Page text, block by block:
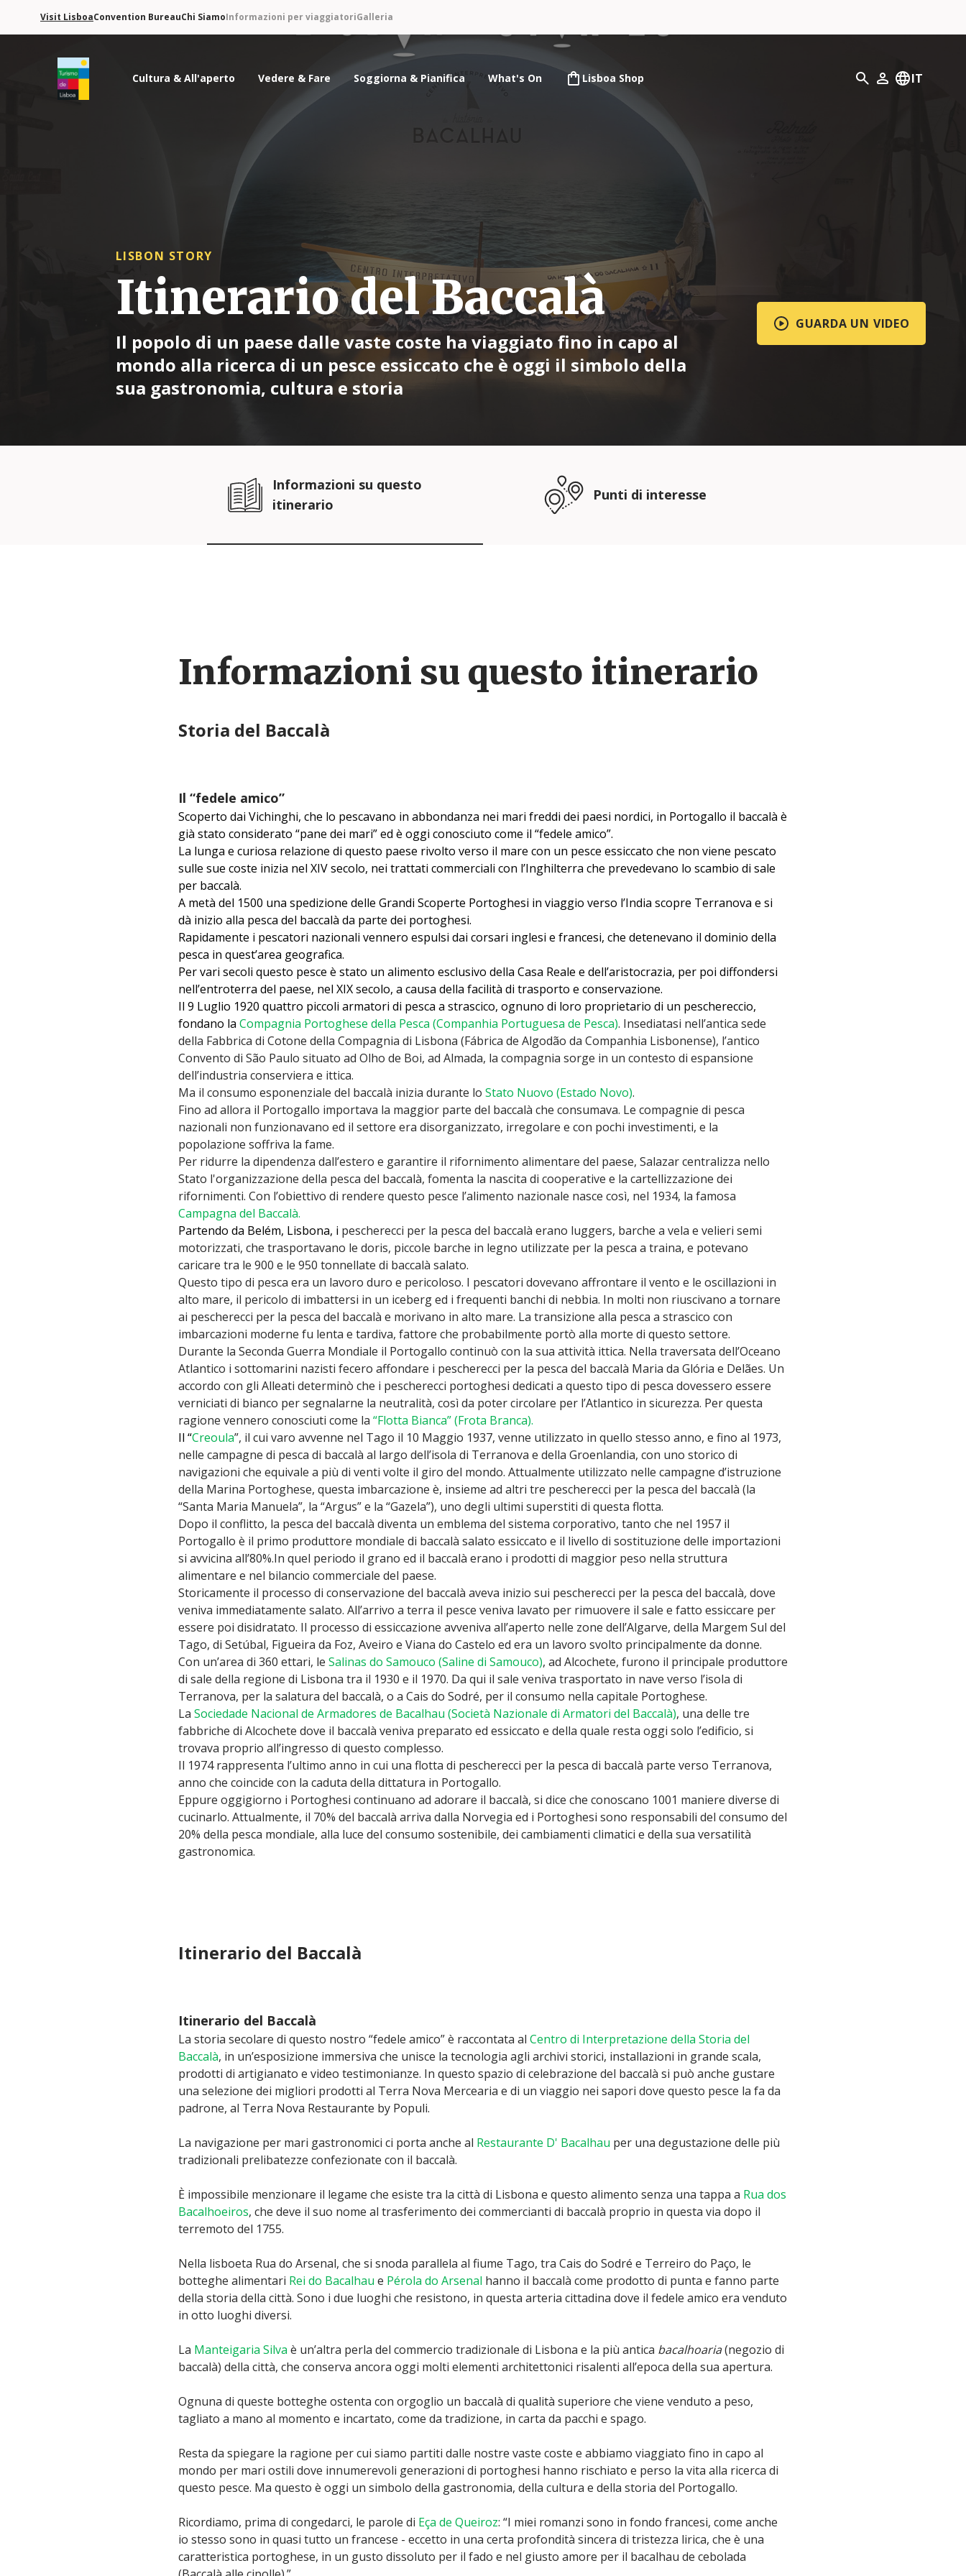
Visit LisboaConvention BureauChi SiamoInformazioni per viaggiatoriGalleria
Cultura & All'aperto Vedere & Fare Soggiorna & Pianifica What's On Lisboa Shop Ricerca
Il mio profilo
IT
LISBON STORY
Itinerario del Baccalà
Il popolo di un paese dalle vaste coste ha viaggiato fino in capo al
mondo alla ricerca di un pesce essiccato che è oggi il simbolo della
sua gastronomia, cultura e storia
GUARDA UN VIDEO
Informazioni su questo
itinerario
Punti di interesse
Informazioni su questo itinerario
Storia del Baccalà
Il “fedele amico”
Scoperto dai Vichinghi, che lo pescavano in abbondanza nei mari freddi dei paesi nordici, in Portogallo il baccalà è
già stato considerato “pane dei mari” ed è oggi conosciuto come il “fedele amico”.
La lunga e curiosa relazione di questo paese rivolto verso il mare con un pesce essiccato che non viene pescato
sulle sue coste inizia nel XIV secolo, nei trattati commerciali con l’Inghilterra che prevedevano lo scambio di sale
per baccalà.
A metà del 1500 una spedizione delle Grandi Scoperte Portoghesi in viaggio verso l’India scopre Terranova e si
dà inizio alla pesca del baccalà da parte dei portoghesi.
Rapidamente i pescatori nazionali vennero espulsi dai corsari inglesi e francesi, che detenevano il dominio della
pesca in quest’area geografica.
Per vari secoli questo pesce è stato un alimento esclusivo della Casa Reale e dell’aristocrazia, per poi diffondersi
nell’entroterra del paese, nel XIX secolo, a causa della facilità di trasporto e conservazione.
Il 9 Luglio 1920 quattro piccoli armatori di pesca a strascico, ognuno di loro proprietario di un peschereccio,
fondano la Compagnia Portoghese della Pesca (Companhia Portuguesa de Pesca). Insediatasi nell’antica sede
della Fabbrica di Cotone della Compagnia di Lisbona (Fábrica de Algodão da Companhia Lisbonense), l’antico
Convento di São Paulo situato ad Olho de Boi, ad Almada, la compagnia sorge in un contesto di espansione
dell’industria conserviera e ittica.
Ma il consumo esponenziale del baccalà inizia durante lo Stato Nuovo (Estado Novo).
Fino ad allora il Portogallo importava la maggior parte del baccalà che consumava. Le compagnie di pesca
nazionali non funzionavano ed il settore era disorganizzato, irregolare e con pochi investimenti, e la
popolazione soffriva la fame.
Per ridurre la dipendenza dall’estero e garantire il rifornimento alimentare del paese, Salazar centralizza nello
Stato l'organizzazione della pesca del baccalà, fomenta la nascita di cooperative e la cartellizzazione dei
rifornimenti. Con l’obiettivo di rendere questo pesce l’alimento nazionale nasce così, nel 1934, la famosa
Campagna del Baccalà.
Partendo da Belém, Lisbona, i pescherecci per la pesca del baccalà erano luggers, barche a vela e velieri semi
motorizzati, che trasportavano le doris, piccole barche in legno utilizzate per la pesca a traina, e potevano
caricare tra le 900 e le 950 tonnellate di baccalà salato.
Questo tipo di pesca era un lavoro duro e pericoloso. I pescatori dovevano affrontare il vento e le oscillazioni in
alto mare, il pericolo di imbattersi in un iceberg ed i frequenti banchi di nebbia. In molti non riuscivano a tornare
ai pescherecci per la pesca del baccalà e morivano in alto mare. La transizione alla pesca a strascico con
imbarcazioni moderne fu lenta e tardiva, fattore che probabilmente portò alla morte di questo settore.
Durante la Seconda Guerra Mondiale il Portogallo continuò con la sua attività ittica. Nella traversata dell’Oceano
Atlantico i sottomarini nazisti fecero affondare i pescherecci per la pesca del baccalà Maria da Glória e Delães. Un
accordo con gli Alleati determinò che i pescherecci portoghesi dedicati a questo tipo di pesca dovessero essere
verniciati di bianco per segnalarne la neutralità, così da poter circolare per l’Atlantico in sicurezza. Per questa
ragione vennero conosciuti come la “Flotta Bianca” (Frota Branca).
Il “Creoula”, il cui varo avvenne nel Tago il 10 Maggio 1937, venne utilizzato in quello stesso anno, e fino al 1973,
nelle campagne di pesca di baccalà al largo dell’isola di Terranova e della Groenlandia, con uno storico di
navigazioni che equivale a più di venti volte il giro del mondo. Attualmente utilizzato nelle campagne d’istruzione
della Marina Portoghese, questa imbarcazione è, insieme ad altri tre pescherecci per la pesca del baccalà (la
“Santa Maria Manuela”, la “Argus” e la “Gazela”), uno degli ultimi superstiti di questa flotta.
Dopo il conflitto, la pesca del baccalà diventa un emblema del sistema corporativo, tanto che nel 1957 il
Portogallo è il primo produttore mondiale di baccalà salato essiccato e il livello di sostituzione delle importazioni
si avvicina all’80%.In quel periodo il grano ed il baccalà erano i prodotti di maggior peso nella struttura
alimentare e nel bilancio commerciale del paese.
Storicamente il processo di conservazione del baccalà aveva inizio sui pescherecci per la pesca del baccalà,dove
veniva immediatamente salato. All’arrivo a terra il pesce veniva lavato per rimuovere il sale e fatto essiccare per
essere poi disidratato. Il processo di essiccazione avveniva all’aperto nelle zone dell’Algarve, della Margem Sul del
Tago, di Setúbal, Figueira da Foz, Aveiro e Viana do Castelo ed era un lavoro svolto principalmente da donne.
Con un’area di 360 ettari, le Salinas do Samouco (Saline di Samouco), ad Alcochete, furono il principale produttore
di sale della regione di Lisbona tra il 1930 e il 1970. Da qui il sale veniva trasportato in nave verso l’isola di
Terranova, per la salatura del baccalà, o a Cais do Sodré, per il consumo nella capitale Portoghese.
La Sociedade Nacional de Armadores de Bacalhau (Società Nazionale di Armatori del Baccalà), una delle tre
fabbriche di Alcochete dove il baccalà veniva preparato ed essiccato e della quale resta oggi solo l’edificio, si
trovava proprio all’ingresso di questo complesso.
Il 1974 rappresenta l’ultimo anno in cui una flotta di pescherecci per la pesca di baccalà parte verso Terranova,
anno che coincide con la caduta della dittatura in Portogallo.
Eppure oggigiorno i Portoghesi continuano ad adorare il baccalà, si dice che conoscano 1001 maniere diverse di
cucinarlo. Attualmente, il 70% del baccalà arriva dalla Norvegia ed i Portoghesi sono responsabili del consumo del
20% della pesca mondiale, alla luce del consumo sostenibile, dei cambiamenti climatici e della sua versatilità
gastronomica.
Itinerario del Baccalà
Itinerario del Baccalà
La storia secolare di questo nostro “fedele amico” è raccontata al Centro di Interpretazione della Storia del
Baccalà, in un’esposizione immersiva che unisce la tecnologia agli archivi storici, installazioni in grande scala,
prodotti di artigianato e video testimonianze. In questo spazio di celebrazione del baccalà si può anche gustare
una selezione dei migliori prodotti al Terra Nova Mercearia e di un viaggio nei sapori dove questo pesce la fa da
padrone, al Terra Nova Restaurante by Populi.
La navigazione per mari gastronomici ci porta anche al Restaurante D' Bacalhau per una degustazione delle più
tradizionali prelibatezze confezionate con il baccalà.
È impossibile menzionare il legame che esiste tra la città di Lisbona e questo alimento senza una tappa a Rua dos
Bacalhoeiros, che deve il suo nome al trasferimento dei commercianti di baccalà proprio in questa via dopo il
terremoto del 1755.
Nella lisboeta Rua do Arsenal, che si snoda parallela al fiume Tago, tra Cais do Sodré e Terreiro do Paço, le
botteghe alimentari Rei do Bacalhau e Pérola do Arsenal hanno il baccalà come prodotto di punta e fanno parte
della storia della città. Sono i due luoghi che resistono, in questa arteria cittadina dove il fedele amico era venduto
in otto luoghi diversi.
La Manteigaria Silva è un’altra perla del commercio tradizionale di Lisbona e la più antica bacalhoaria(negozio di
baccalà) della città, che conserva ancora oggi molti elementi architettonici risalenti all’epoca della sua apertura.
Ognuna di queste botteghe ostenta con orgoglio un baccalà di qualità superiore che viene venduto a peso,
tagliato a mano al momento e incartato, come da tradizione, in carta da pacchi e spago.
Resta da spiegare la ragione per cui siamo partiti dalle nostre vaste coste e abbiamo viaggiato fino in capo al
mondo per mari ostili dove innumerevoli generazioni di portoghesi hanno rischiato e perso la vita alla ricerca di
questo pesce. Ma questo è oggi un simbolo della gastronomia, della cultura e della storia del Portogallo.
Ricordiamo, prima di congedarci, le parole di Eça de Queiroz: “I miei romanzi sono in fondo francesi, come anche
io stesso sono in quasi tutto un francese - eccetto in una certa profondità sincera di tristezza lirica, che è una
caratteristica portoghese, in un gusto dissoluto per il fado e nel giusto amore per il bacalhau de cebolada